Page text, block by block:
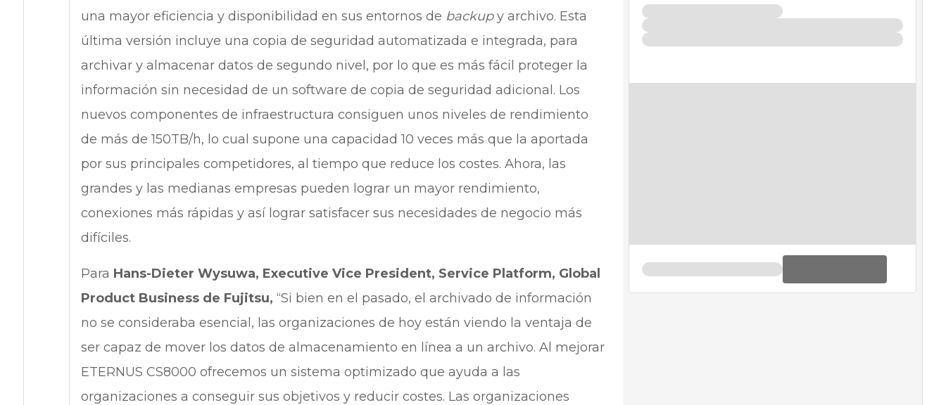
una mayor eficiencia y disponibilidad en sus entornos de backupy archivo. Esta
última versión incluye una copia de seguridad automatizada e integrada, para
archivar y almacenar datos de segundo nivel, por lo que es más fácil proteger la
información sin necesidad de un software de copia de seguridad adicional. Los
nuevos componentes de infraestructura consiguen unos niveles de rendimiento
de más de 150TB/h, lo cual supone una capacidad 10 veces más que la aportada
por sus principales competidores, al tiempo que reduce los costes. Ahora, las
grandes y las medianas empresas pueden lograr un mayor rendimiento,
conexiones más rápidas y así lograr satisfacer sus necesidades de negocio más
difíciles.
Para Hans-Dieter Wysuwa, Executive Vice President, Service Platform, Global
Product Business de Fujitsu, “Si bien en el pasado, el archivado de información
no se consideraba esencial, las organizaciones de hoy están viendo la ventaja de
ser capaz de mover los datos de almacenamiento en línea a un archivo. Al mejorar
ETERNUS CS8000 ofrecemos un sistema optimizado que ayuda a las
organizaciones a conseguir sus objetivos y reducir costes. Las organizaciones